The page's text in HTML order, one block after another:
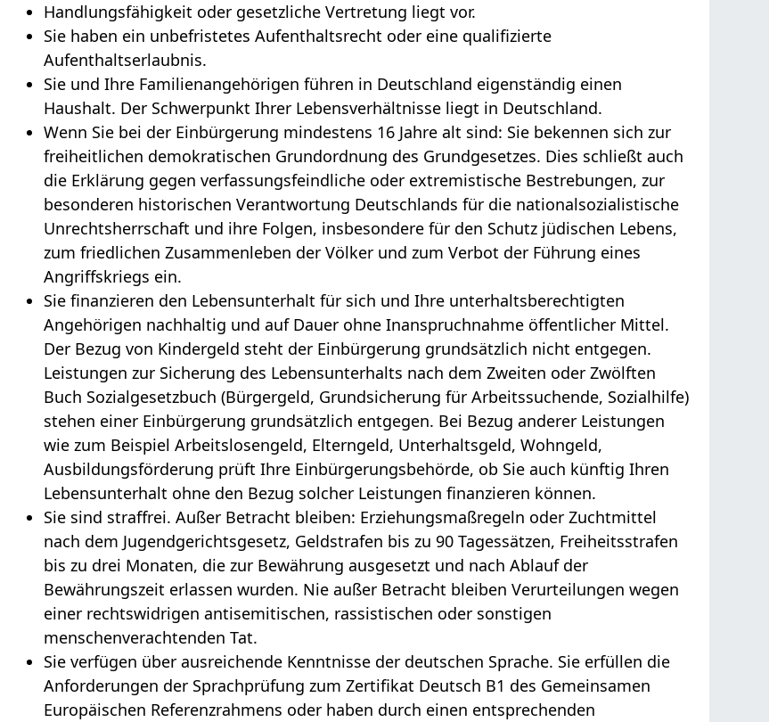
Handlungsfähigkeit oder gesetzliche Vertretung liegt vor.
Sie haben ein unbefristetes Aufenthaltsrecht oder eine qualifizierte
Aufenthaltserlaubnis.
Sie und Ihre Familienangehörigen führen in Deutschland eigenständig einen
Haushalt. Der Schwerpunkt Ihrer Lebensverhältnisse liegt in Deutschland.
Wenn Sie bei der Einbürgerung mindestens 16 Jahre alt sind: Sie bekennen sich zur
freiheitlichen demokratischen Grundordnung des Grundgesetzes. Dies schließt auch
die Erklärung gegen verfassungsfeindliche oder extremistische Bestrebungen, zur
besonderen historischen Verantwortung Deutschlands für die nationalsozialistische
Unrechtsherrschaft und ihre Folgen, insbesondere für den Schutz jüdischen Lebens,
zum friedlichen Zusammenleben der Völker und zum Verbot der Führung eines
Angriffskriegs ein.
Sie finanzieren den Lebensunterhalt für sich und Ihre unterhaltsberechtigten
Angehörigen nachhaltig und auf Dauer ohne Inanspruchnahme öffentlicher Mittel.
Der Bezug von Kindergeld steht der Einbürgerung grundsätzlich nicht entgegen.
Leistungen zur Sicherung des Lebensunterhalts nach dem Zweiten oder Zwölften
Buch Sozialgesetzbuch (Bürgergeld, Grundsicherung für Arbeitssuchende, Sozialhilfe)
stehen einer Einbürgerung grundsätzlich entgegen. Bei Bezug anderer Leistungen
wie zum Beispiel Arbeitslosengeld, Elterngeld, Unterhaltsgeld, Wohngeld,
Ausbildungsförderung prüft Ihre Einbürgerungsbehörde, ob Sie auch künftig Ihren
Lebensunterhalt ohne den Bezug solcher Leistungen finanzieren können.
Sie sind straffrei. Außer Betracht bleiben: Erziehungsmaßregeln oder Zuchtmittel
nach dem Jugendgerichtsgesetz, Geldstrafen bis zu 90 Tagessätzen, Freiheitsstrafen
bis zu drei Monaten, die zur Bewährung ausgesetzt und nach Ablauf der
Bewährungszeit erlassen wurden. Nie außer Betracht bleiben Verurteilungen wegen
einer rechtswidrigen antisemitischen, rassistischen oder sonstigen
menschenverachtenden Tat.
Sie verfügen über ausreichende Kenntnisse der deutschen Sprache. Sie erfüllen die
Anforderungen der Sprachprüfung zum Zertifikat Deutsch B1 des Gemeinsamen
Europäischen Referenzrahmens oder haben durch einen entsprechenden